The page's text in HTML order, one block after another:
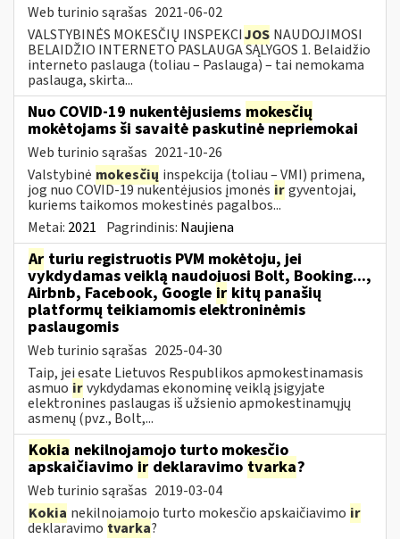
Web turinio sąrašas 2021-06-02
VALSTYBINĖS MOKESČIŲ INSPEKCIJOS NAUDOJIMOSI
BELAIDŽIO INTERNETO PASLAUGA SĄLYGOS 1. Belaidžio
interneto paslauga (toliau – Paslauga) – tai nemokama
paslauga, skirta...
Nuo COVID-19 nukentėjusiems mokesčių
mokėtojams ši savaitė paskutinė nepriemokai
Web turinio sąrašas 2021-10-26
Valstybinė mokesčių inspekcija (toliau – VMI) primena,
jog nuo COVID-19 nukentėjusios įmonės irgyventojai,
kuriems taikomos mokestinės pagalbos...
Metai: 2021 Pagrindinis: Naujiena
Ar turiu registruotis PVM mokėtoju, jei
vykdydamas veiklą naudojuosi Bolt, Booking...,
Airbnb, Facebook, Google ir kitų panašių
platformų teikiamomis elektroninėmis
paslaugomis
Web turinio sąrašas 2025-04-30
Taip, jei esate Lietuvos Respublikos apmokestinamasis
asmuo irvykdydamas ekonominę veiklą įsigyjate
elektronines paslaugas iš užsienio apmokestinamųjų
asmenų (pvz., Bolt,...
Kokia nekilnojamojo turto mokesčio
apskaičiavimo ir deklaravimo tvarka?
Web turinio sąrašas 2019-03-04
Kokia nekilnojamojo turto mokesčio apskaičiavimo ir
deklaravimo tvarka?